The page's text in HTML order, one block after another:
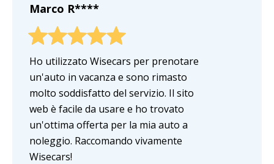
Marco R****
Ho utilizzato Wisecars per prenotare
un'auto in vacanza e sono rimasto
molto soddisfatto del servizio. Il sito
web è facile da usare e ho trovato
un'ottima offerta per la mia auto a
noleggio. Raccomando vivamente
Wisecars!